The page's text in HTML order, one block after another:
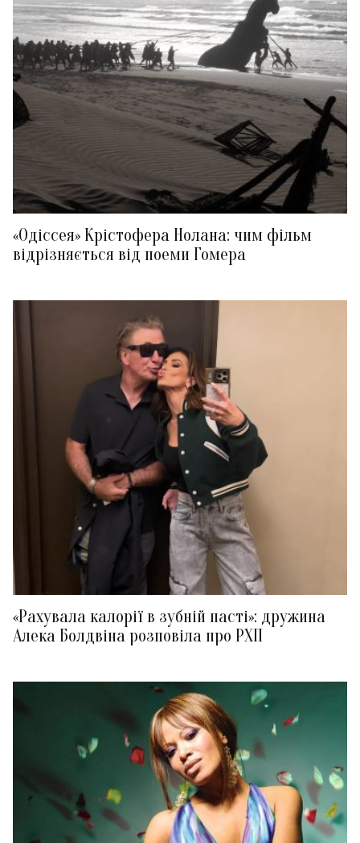
«Одіссея» Крістофера Нолана: чим фільм
відрізняється від поеми Гомера
«Рахувала калорії в зубній пасті»: дружина
Алека Болдвіна розповіла про РХП